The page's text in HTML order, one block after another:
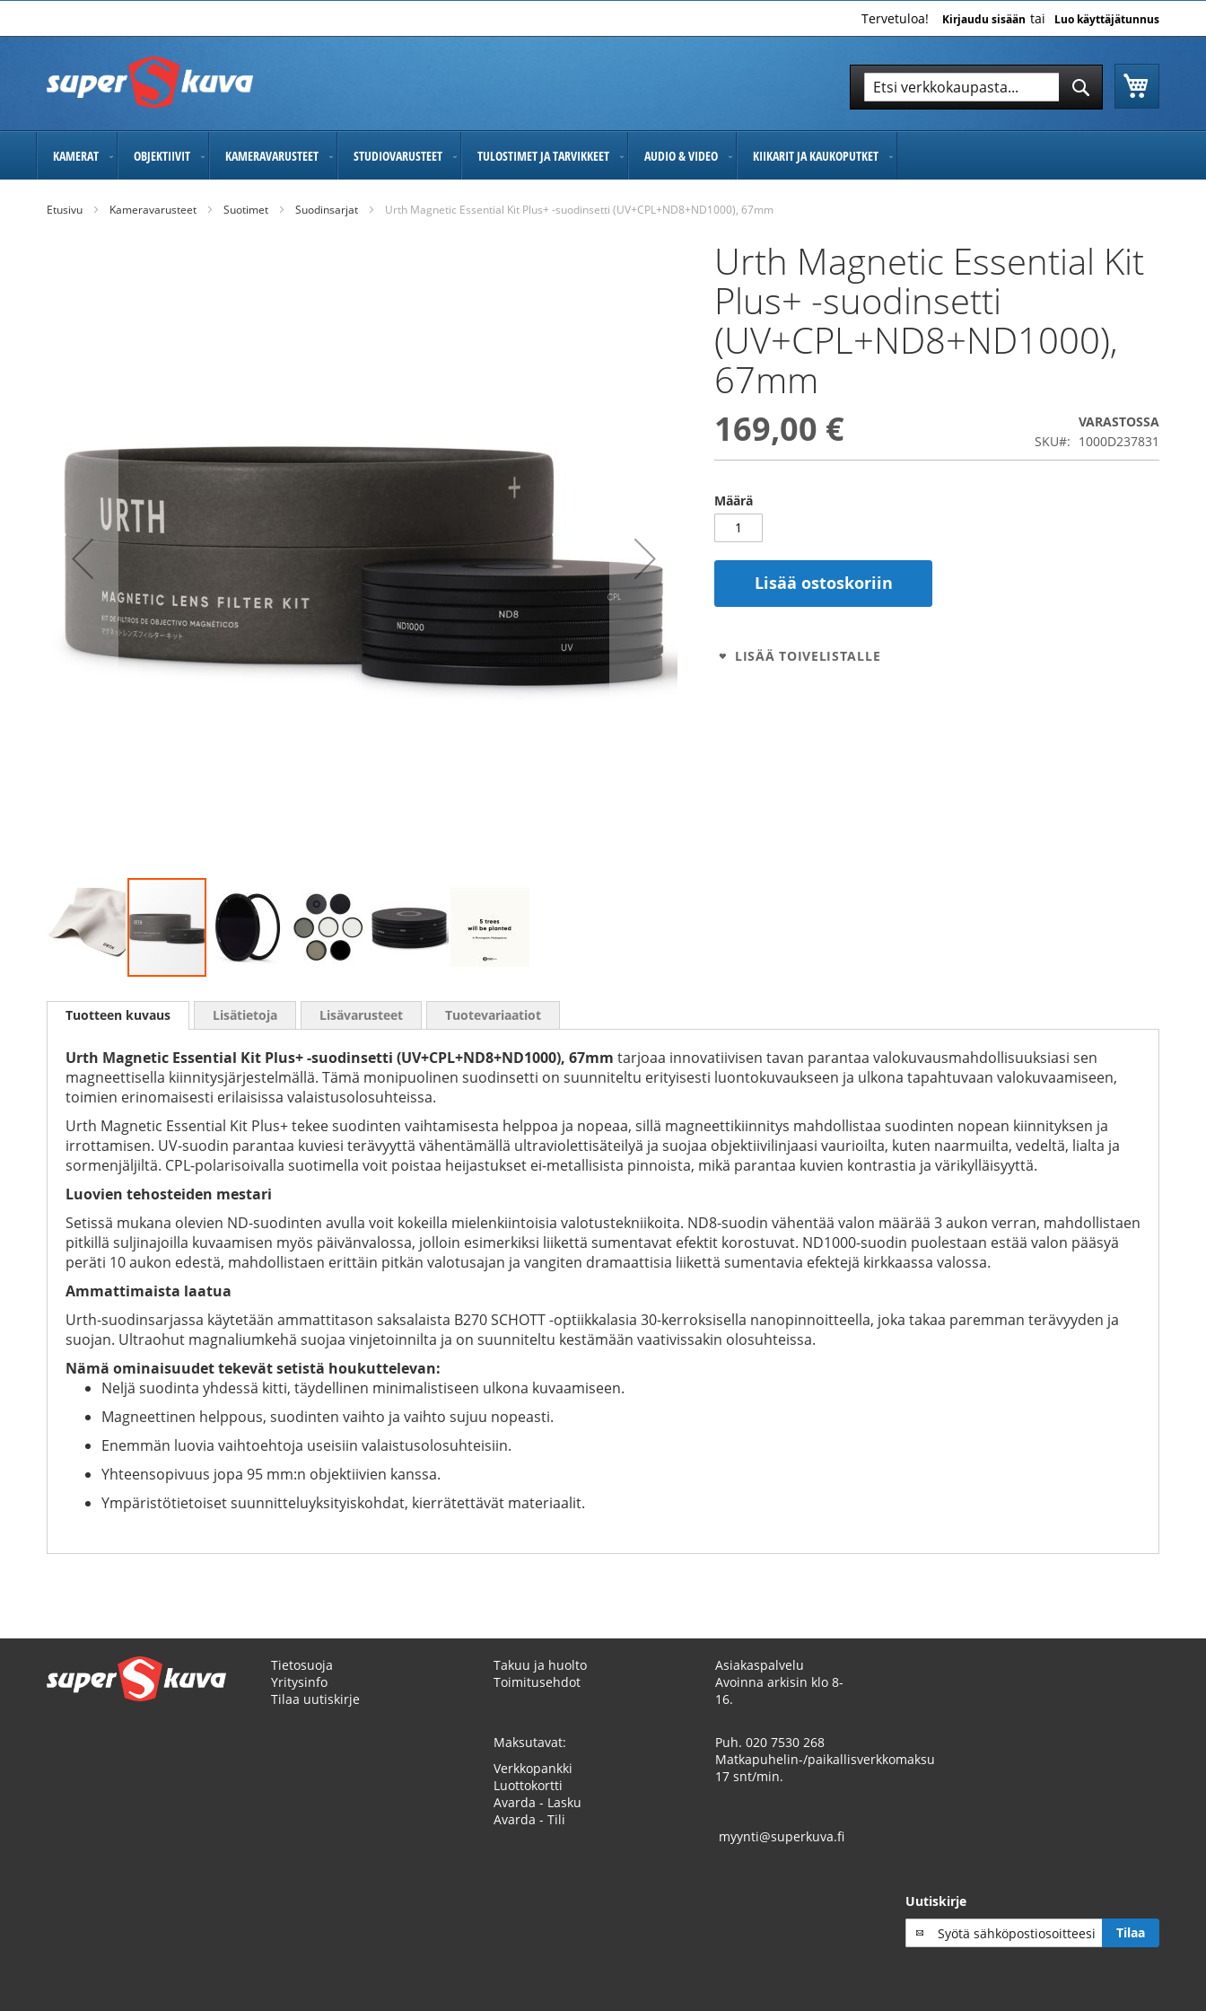
to
Tervetuloa! Kirjaudu sisään Luo käyttäjätunnus
Hae
KAMERAT OBJEKTIIVIT KAMERAVARUSTEET STUDIOVARUSTEET TULOSTIMET JA TARVIKKEET AUDIO & VIDEO KIIKARIT JA KAUKOPUTKET
Etusivu Kameravarusteet Suotimet Suodinsarjat Urth Magnetic Essential Kit Plus+ -suodinsetti (UV+CPL+ND8+ND1000), 67mm
Urth Magnetic Essential Kit
Plus+ -suodinsetti
(UV+CPL+ND8+ND1000),
67mm
169,00 €
VARASTOSSA
SKU
1000D237831
Määrä
Lisää ostoskoriin
LISÄÄ TOIVELISTALLE
to
images
gallery
Tuotteen kuvaus
Urth Magnetic Essential Kit Plus+ -suodinsetti (UV+CPL+ND8+ND1000), 67mm tarjoaa innovatiivisen tavan parantaa valokuvausmahdollisuuksiasi sen
magneettisella kiinnitysjärjestelmällä. Tämä monipuolinen suodinsetti on suunniteltu erityisesti luontokuvaukseen ja ulkona tapahtuvaan valokuvaamiseen,
toimien erinomaisesti erilaisissa valaistusolosuhteissa.
Urth Magnetic Essential Kit Plus+ tekee suodinten vaihtamisesta helppoa ja nopeaa, sillä magneettikiinnitys mahdollistaa suodinten nopean kiinnityksen ja
irrottamisen. UV-suodin parantaa kuviesi terävyyttä vähentämällä ultraviolettisäteilyä ja suojaa objektiivilinjaasi vaurioilta, kuten naarmuilta, vedeltä, lialta ja
sormenjäljiltä. CPL-polarisoivalla suotimella voit poistaa heijastukset ei-metallisista pinnoista, mikä parantaa kuvien kontrastia ja värikylläisyyttä.
Luovien tehosteiden mestari
Setissä mukana olevien ND-suodinten avulla voit kokeilla mielenkiintoisia valotustekniikoita. ND8-suodin vähentää valon määrää 3 aukon verran, mahdollistaen
pitkillä suljinajoilla kuvaamisen myös päivänvalossa, jolloin esimerkiksi liikettä sumentavat efektit korostuvat. ND1000-suodin puolestaan estää valon pääsyä
peräti 10 aukon edestä, mahdollistaen erittäin pitkän valotusajan ja vangiten dramaattisia liikettä sumentavia efektejä kirkkaassa valossa.
Ammattimaista laatua
Urth-suodinsarjassa käytetään ammattitason saksalaista B270 SCHOTT -optiikkalasia 30-kerroksisella nanopinnoitteella, joka takaa paremman terävyyden ja
suojan. Ultraohut magnaliumkehä suojaa vinjetoinnilta ja on suunniteltu kestämään vaativissakin olosuhteissa.
Nämä ominaisuudet tekevät setistä houkuttelevan:
Neljä suodinta yhdessä kitti, täydellinen minimalistiseen ulkona kuvaamiseen.
Magneettinen helppous, suodinten vaihto ja vaihto sujuu nopeasti.
Enemmän luovia vaihtoehtoja useisiin valaistusolosuhteisiin.
Yhteensopivuus jopa 95 mm:n objektiivien kanssa.
Ympäristötietoiset suunnitteluyksityiskohdat, kierrätettävät materiaalit.
Lisätietoja Lisävarusteet Tuotevariaatiot
Tietosuoja
Yritysinfo
Tilaa uutiskirje
Takuu ja huolto
Toimitusehdot
Maksutavat:
Verkkopankki
Luottokortti
Avarda - Lasku
Avarda - Tili
Asiakaspalvelu
Avoinna arkisin klo 8-
16.
Puh. 020 7530 268
Matkapuhelin-/paikallisverkkomaksu
17 snt/min.
myynti@superkuva.fi
Uutiskirje
Tilaa
uutiskirje
Tilaa